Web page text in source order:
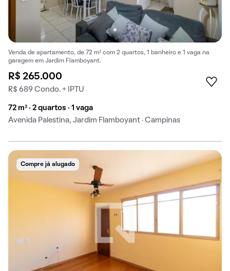
Venda de apartamento, de 72 m² com 2 quartos, 1 banheiro e 1 vaga na
garagem em Jardim Flamboyant.
R$ 265.000
R$ 689 Condo. + IPTU
72 m² · 2 quartos · 1 vaga
Avenida Palestina, Jardim Flamboyant · Campinas
Compre já alugado